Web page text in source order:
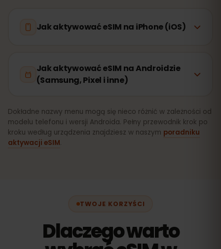
Jak aktywować eSIM na iPhone (iOS)
Jak aktywować eSIM na Androidzie
(Samsung, Pixel i inne)
Dokładne nazwy menu mogą się nieco różnić w zależności od
modelu telefonu i wersji Androida. Pełny przewodnik krok po
kroku według urządzenia znajdziesz w naszym poradniku
aktywacji eSIM.
TWOJE KORZYŚCI
Dlaczego warto